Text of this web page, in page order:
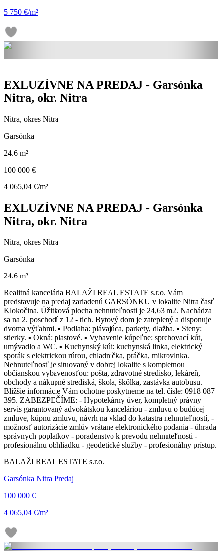
5 750 €/m²
EXLUZÍVNE NA PREDAJ - Garsónka
Nitra, okr. Nitra
Nitra, okres Nitra
Garsónka
24.6 m²
100 000 €
4 065,04 €/m²
EXLUZÍVNE NA PREDAJ - Garsónka
Nitra, okr. Nitra
Nitra, okres Nitra
Garsónka
24.6 m²
Realitná kancelária BALAŽI REAL ESTATE s.r.o. Vám
predstavuje na predaj zariadenú GARSÓNKU v lokalite Nitra časť
Klokočina. Úžitková plocha nehnuteľnosti je 24,63 m2. Nachádza
sa na 2. poschodí z 12 - tich. Bytový dom je zateplený a disponuje
dvoma výťahmi. ▪️ Podlaha: plávajúca, parkety, dlažba. ▪️ Steny:
stierky. ▪️ Okná: plastové. ▪️ Vybavenie kúpeľne: sprchovací kút,
umývadlo a WC. ▪️ Kuchynský kút: kuchynská linka, elektrický
sporák s elektrickou rúrou, chladnička, práčka, mikrovlnka.
Nehnuteľnosť je situovaný v dobrej lokalite s kompletnou
občianskou vybavenosťou: pošta, zdravotné stredisko, lekáreň,
obchody a nákupné strediská, škola, škôlka, zastávka autobusu.
Bližšie informácie Vám ochotne poskytneme na tel. čísle: 0918 087
395. ZABEZPEČÍME: - Hypotekárny úver, kompletný právny
servis garantovaný advokátskou kanceláriou - zmluvu o budúcej
zmluve, kúpnu zmluvu, návrh na vklad do katastra nehnuteľností, -
možnosť autorizácie zmlúv vrátane elektronického podania - úhrada
správnych poplatkov - poradenstvo k prevodu nehnuteľnosti -
profesionálnu obhliadku - geodetické služby - profesionálny prístup.
BALAŽI REAL ESTATE s.r.o.
Garsónka Nitra Predaj
100 000 €
4 065,04 €/m²